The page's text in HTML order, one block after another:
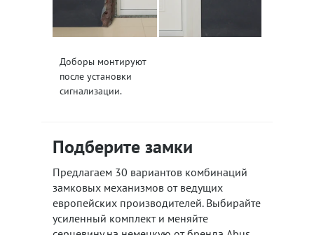
Доборы монтируют
после установки
сигнализации.
Подберите замки
Предлагаем 30 вариантов комбинаций
замковых механизмов от ведущих
европейских производителей. Выбирайте
усиленный комплект и меняйте